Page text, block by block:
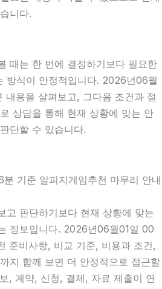
니다.
때는 한 번에 결정하기보다 필요한
방식이 안정적입니다. 2026년06월
용을 살펴보고, 그다음 조건과 절
상담을 통해 현재 상황에 맞는 안
단할 수 있습니다.
기준 알피지게임추천 마무리 안내
고 판단하기보다 현재 상황에 맞는
정보입니다. 2026년06월01일 00
준비사항, 비교 기준, 비용과 조건,
지 함께 보면 더 안정적으로 접근할
, 계약, 신청, 결제, 자료 제출이 연